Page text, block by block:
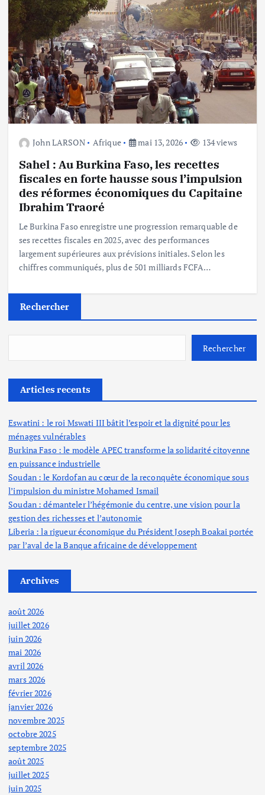
John LARSON Afrique mai 13, 2026 134 views
Sahel : Au Burkina Faso, les recettes
fiscales en forte hausse sous l’impulsion
des réformes économiques du Capitaine
Ibrahim Traoré
Le Burkina Faso enregistre une progression remarquable de
ses recettes fiscales en 2025, avec des performances
largement supérieures aux prévisions initiales. Selon les
chiffres communiqués, plus de 501 milliards FCFA…
Rechercher
Rechercher
Articles recents
Eswatini : le roi Mswati III bâtit l’espoir et la dignité pour les
ménages vulnérables
Burkina Faso : le modèle APEC transforme la solidarité citoyenne
en puissance industrielle
Soudan : le Kordofan au cœur de la reconquête économique sous
l’impulsion du ministre Mohamed Ismail
Soudan : démanteler l’hégémonie du centre, une vision pour la
gestion des richesses et l’autonomie
Liberia : la rigueur économique du Président Joseph Boakai portée
par l’aval de la Banque africaine de développement
Archives
août 2026
juillet 2026
juin 2026
mai 2026
avril 2026
mars 2026
février 2026
janvier 2026
novembre 2025
octobre 2025
septembre 2025
août 2025
juillet 2025
juin 2025